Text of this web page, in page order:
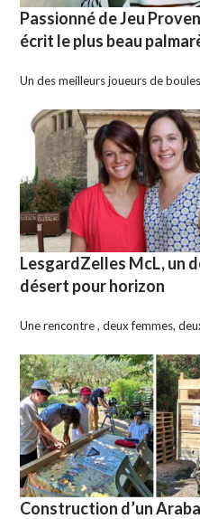
Passionné de Jeu
écrit le plus beau
Un des meilleurs joueurs de
LesgardZelles McL, un
désert pour horizon
Une rencontre , deux femmes,
Construction d’un